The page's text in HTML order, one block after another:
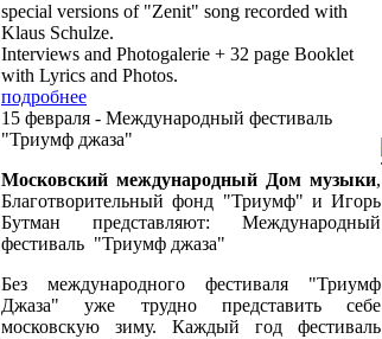
special versions of "Zenit" song recorded with
Klaus Schulze.
Interviews and Photogalerie + 32 page Booklet
with Lyrics and Photos.
подробнее
15 февраля - Международный фестиваль
"Триумф джаза"
Московский международный Дом музыки,
Благотворительный фонд "Триумф" и Игорь
Бутман представляют: Международный
фестиваль "Триумф джаза"
Без международного фестиваля "Триумф
Джаза" уже трудно представить себе
московскую зиму. Каждый год фестиваль